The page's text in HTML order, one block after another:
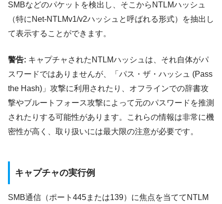
SMBなどのパケットを検出し、そこからNTLMハッシュ
（特にNet-NTLMv1/v2ハッシュと呼ばれる形式）を抽出し
て表示することができます。
警告: キャプチャされたNTLMハッシュは、それ自体がパ
スワードではありませんが、「パス・ザ・ハッシュ (Pass
the Hash)」攻撃に利用されたり、オフラインでの辞書攻
撃やブルートフォース攻撃によって元のパスワードを推測
されたりする可能性があります。これらの情報は非常に機
密性が高く、取り扱いには最大限の注意が必要です。
キャプチャの実行例
SMB通信（ポート445または139）に焦点を当ててNTLM